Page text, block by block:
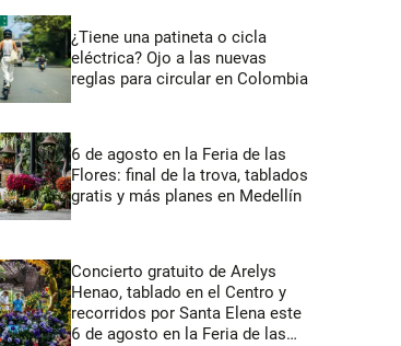
¿Tiene una patineta o cicla
eléctrica? Ojo a las nuevas
reglas para circular en Colombia
6 de agosto en la Feria de las
Flores: final de la trova, tablados
gratis y más planes en Medellín
Concierto gratuito de Arelys
Henao, tablado en el Centro y
recorridos por Santa Elena este
6 de agosto en la Feria de las